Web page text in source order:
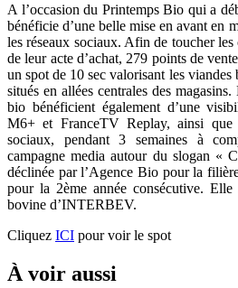
A l’occasion du Printemps Bio qui a
bénéficie d’une belle mise en avant en
les réseaux sociaux. Afin de toucher les
de leur acte d’achat, 279 points de
un spot de 10 sec valorisant les
situés en allées centrales des
bio bénéficient également d’une
M6+ et FranceTV Replay, ainsi
sociaux, pendant 3 semaines à
campagne media autour du slogan «
déclinée par l’Agence Bio pour la
pour la 2ème année consécutive.
bovine d’INTERBEV.
Cliquez ICI pour voir le spot
À voir aussi